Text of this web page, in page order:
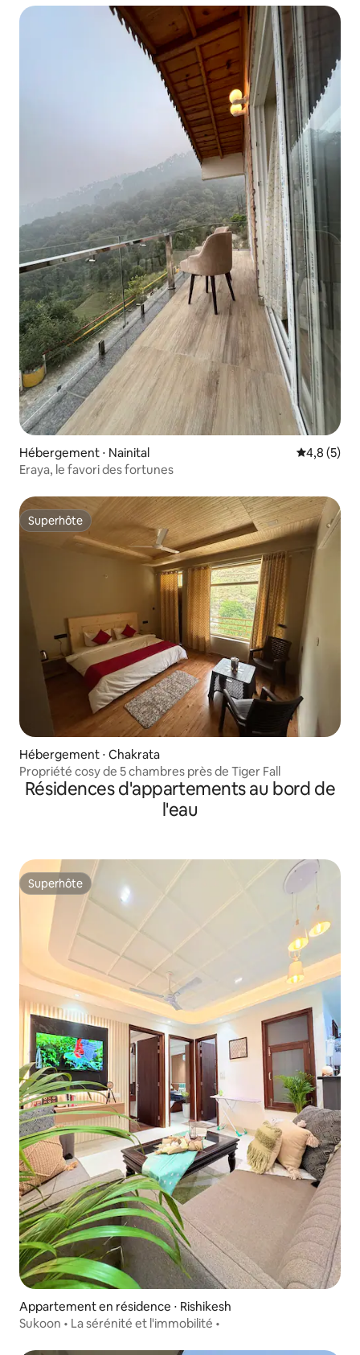
Hébergement ⋅ Nainital Évaluation
4,8 (5)
Eraya, le favori des fortunes
Superhôte
Superhôte
Hébergement ⋅ Chakrata
Propriété cosy de 5 chambres près de Tiger Fall
Résidences d'appartements au bord de
l'eau
Superhôte
Superhôte
Appartement en résidence ⋅ Rishikesh
Sukoon • La sérénité et l'immobilité •